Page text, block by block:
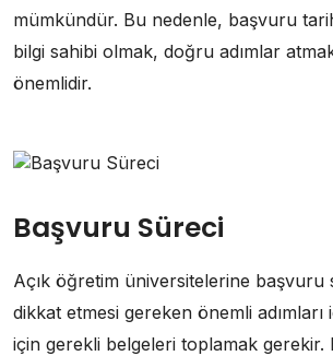
mümkündür. Bu nedenle, başvuru
bilgi sahibi olmak, doğru adımlar
önemlidir.
Başvuru Süreci
Açık öğretim üniversitelerine başvuru
dikkat etmesi gereken önemli
için gerekli belgeleri toplamak gerekir.